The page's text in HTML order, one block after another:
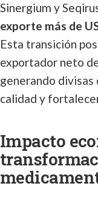
Sinergium y
exporte más de
Esta transición
exportador neto
generando divisas
calidad y
Impacto